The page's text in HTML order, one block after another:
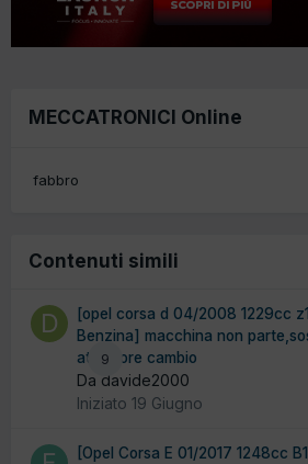
MECCATRONICI Online
fabbro
Contenuti simili
9
[opel corsa d 04/2008 1229cc
Benzina] macchina non
attuatore cambio
Da davide2000
Iniziato 19 Giugno
[Opel Corsa E 01/2017 1248cc